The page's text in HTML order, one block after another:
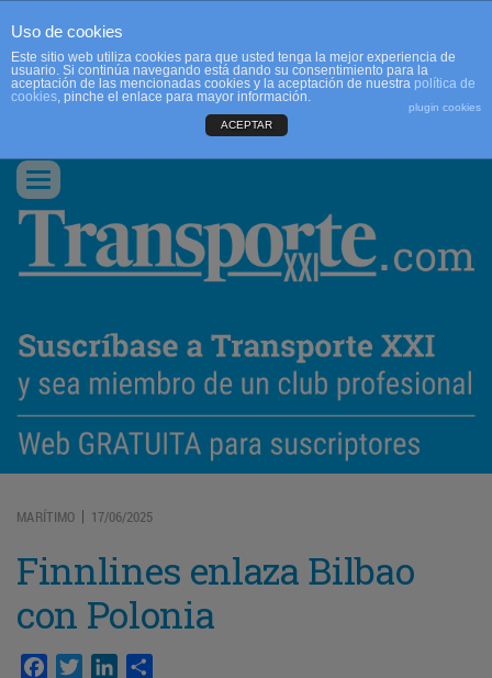
CONTACTO
Conmutar
navegación
MARÍTIMO | 17/06/2025
Finnlines enlaza Bilbao
con Polonia
Facebook
TwitterLinkedIn
Uso de cookies
Este sitio web utiliza cookies para que usted tenga la mejor experiencia de
usuario. Si continúa navegando está dando su consentimiento para la
aceptación de las mencionadas cookies y la aceptación de nuestra política de
cookies, pinche el enlace para mayor información.
plugin cookies
ACEPTAR